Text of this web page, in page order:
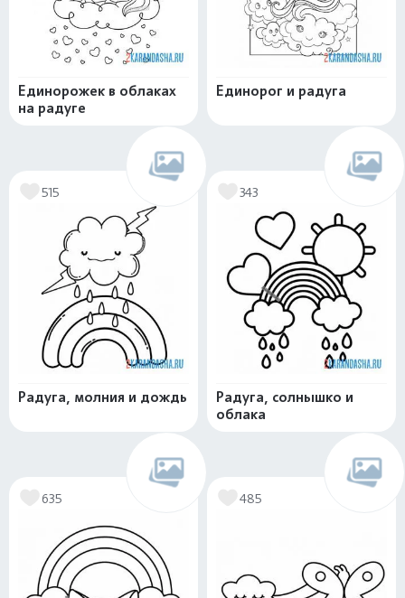
Единорожек в облаках
на радуге
Единорог и радуга
515
Радуга, молния и дождь
343
Радуга, солнышко и
облака
635 485